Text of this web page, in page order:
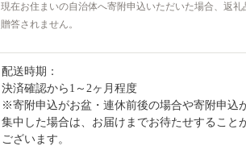
現在お住まいの自治体へ寄附申込いただいた場合、返礼
贈答されません。
配送時期：
決済確認から1～2ヶ月程度
※寄附申込がお盆・連休前後の場合や寄附申込
集中した場合は、お届けまでお待たせすること
ございます。